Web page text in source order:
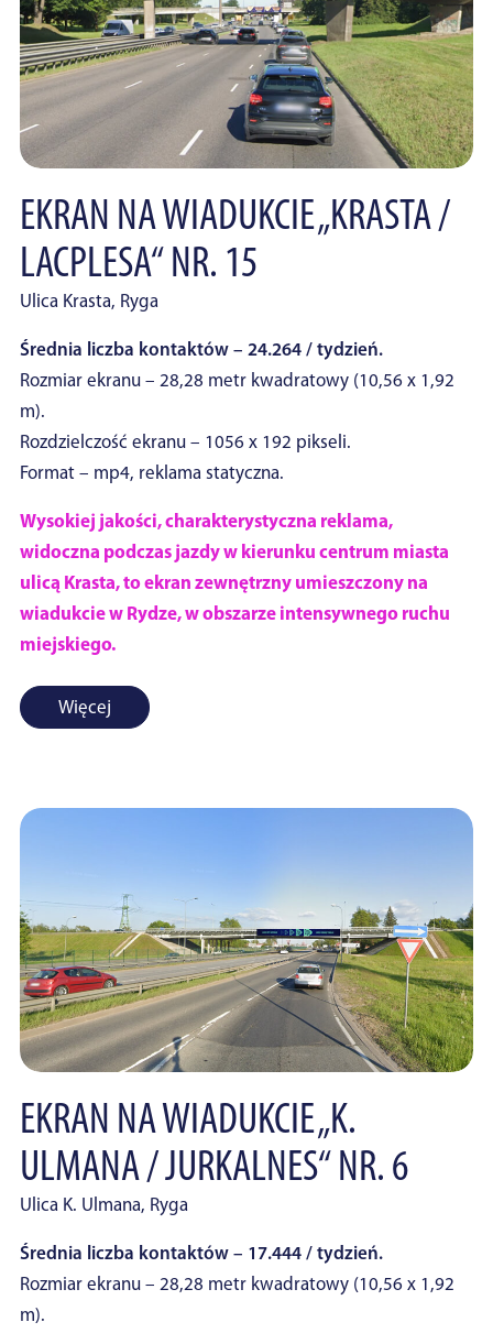
EKRAN NA WIADUKCIE „KRASTA /
LACPLESA“ NR. 15
Ulica Krasta, Ryga
Średnia liczba kontaktów – 24.264 / tydzień.
Rozmiar ekranu – 28,28 metr kwadratowy (10,56 x 1,92
m).
Rozdzielczość ekranu – 1056 x 192 pikseli.
Format – mp4, reklama statyczna.
Wysokiej jakości, charakterystyczna reklama,
widoczna podczas jazdy w kierunku centrum miasta
ulicą Krasta, to ekran zewnętrzny umieszczony na
wiadukcie w Rydze, w obszarze intensywnego ruchu
miejskiego.
Więcej
EKRAN NA WIADUKCIE „K.
ULMANA / JURKALNES“ NR. 6
Ulica K. Ulmana, Ryga
Średnia liczba kontaktów – 17.444 / tydzień.
Rozmiar ekranu – 28,28 metr kwadratowy (10,56 x 1,92
m).